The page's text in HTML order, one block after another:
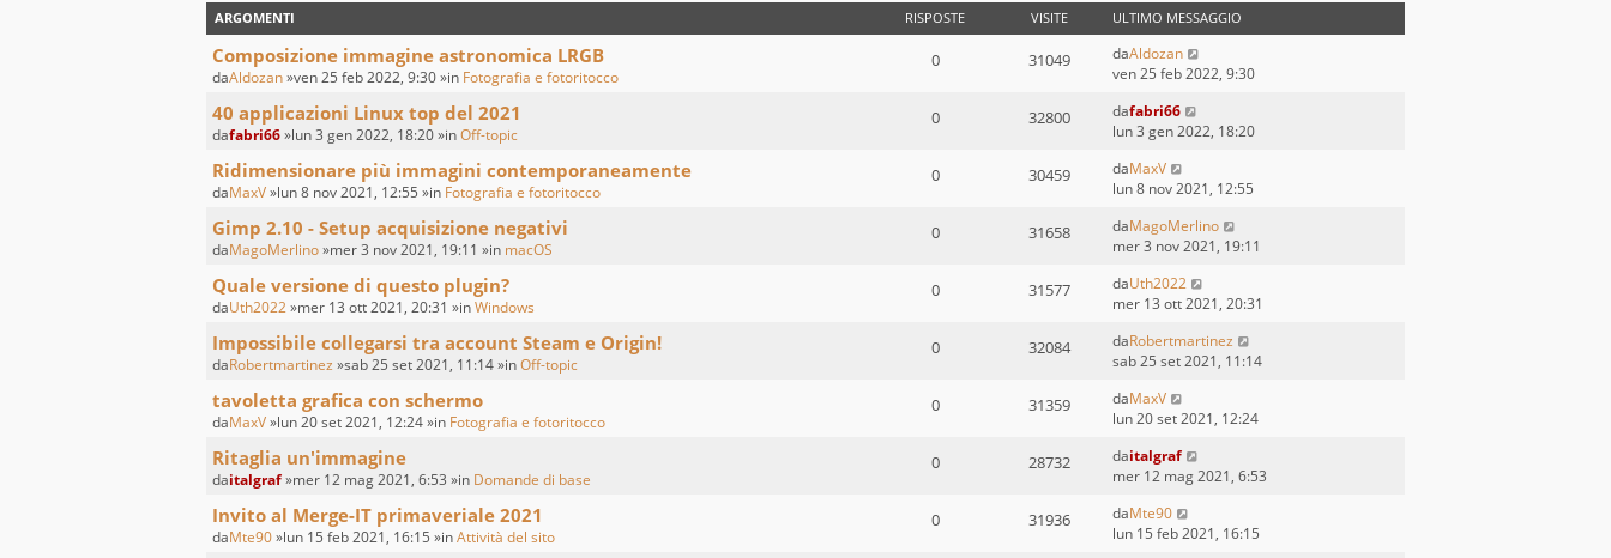
ARGOMENTI RISPOSTE VISITE ULTIMO MESSAGGIO
Composizione immagine astronomica LRGB
daAldozan»ven 25 feb 2022, 9:30 »in Fotografia e fotoritocco
0 31049 daAldozan
ven 25 feb 2022, 9:30
40 applicazioni Linux top del 2021
dafabri66»lun 3 gen 2022, 18:20 »inOff-topic
0 32800 dafabri66
lun 3 gen 2022, 18:20
Ridimensionare più immagini contemporaneamente
daMaxV»lun 8 nov 2021, 12:55 »in Fotografia e fotoritocco
0 30459 daMaxV
lun 8 nov 2021, 12:55
Gimp 2.10 - Setup acquisizione negativi
daMagoMerlino»mer 3 nov 2021, 19:11 »in macOS
0 31658 daMagoMerlino
mer 3 nov 2021, 19:11
Quale versione di questo plugin?
daUth2022»mer 13 ott 2021, 20:31 »inWindows
0 31577 daUth2022
mer 13 ott 2021, 20:31
Impossibile collegarsi tra account Steam e Origin!
daRobertmartinez »sab 25 set 2021, 11:14 »inOff-topic
0 32084 daRobertmartinez
sab 25 set 2021, 11:14
tavoletta grafica con schermo
daMaxV»lun 20 set 2021, 12:24 »in Fotografia e fotoritocco
0 31359 daMaxV
lun 20 set 2021, 12:24
Ritaglia un'immagine
daitalgraf»mer 12 mag 2021, 6:53 »in Domande di base
0 28732 daitalgraf
mer 12 mag 2021, 6:53
Invito al Merge-IT primaveriale 2021
daMte90»lun 15 feb 2021, 16:15 »inAttività del sito
0 31936 daMte90
lun 15 feb 2021, 16:15